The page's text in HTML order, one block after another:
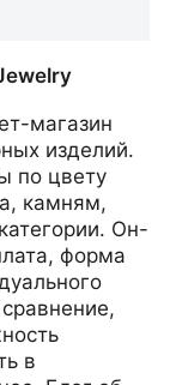
магазин
изделий.
по цвету
камням,
Он-
форма
в